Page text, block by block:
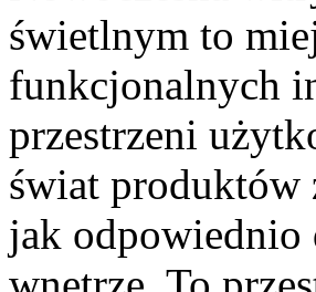
świetlnym to
funkcjonalnych
przestrzeni
świat produktów
jak odpowiednio